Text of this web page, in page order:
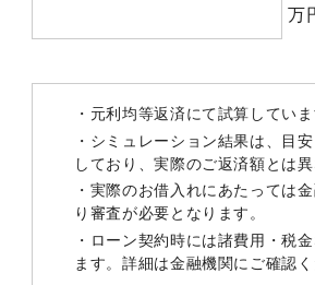
万
・元利均等返済にて試算していま
・シミュレーション結果は、目
しており、実際のご返済額とは異
・実際のお借入れにあたっては
り審査が必要となります。
・ローン契約時には諸費用・税
ます。詳細は金融機関にご確認く